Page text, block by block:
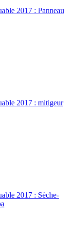
2017 : Panneau
2017 : mitigeur
2017 : Sèche-